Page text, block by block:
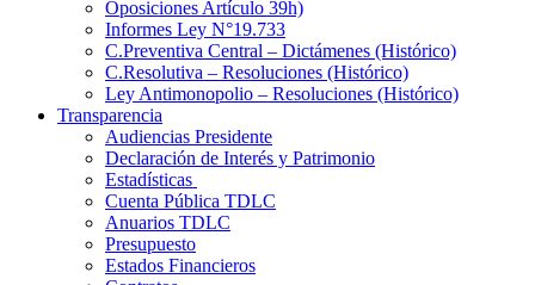
Oposiciones Artículo 39h)
Informes Ley N°19.733
C.Preventiva Central – Dictámenes (Histórico)
C.Resolutiva – Resoluciones (Histórico)
Ley Antimonopolio – Resoluciones (Histórico)
Transparencia
Audiencias Presidente
Declaración de Interés y Patrimonio
Estadísticas
Cuenta Pública TDLC
Anuarios TDLC
Presupuesto
Estados Financieros